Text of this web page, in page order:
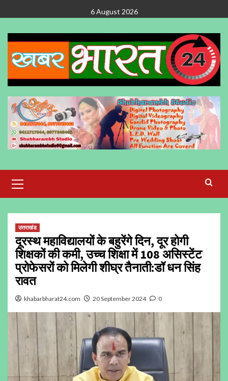
to
content
6 August 2026
Menu
उत्तराखंड
दूरस्थ महाविद्यालयों के बहुरेंगे दिन, दूर होगी
शिक्षकों की कमी, उच्च शिक्षा में 108 असिस्टेंट
प्रोफेसरों को मिलेगी शीघ्र तैनाती:डॉ धन सिंह
रावत
khabarbharat24.com 20 September 2024 0